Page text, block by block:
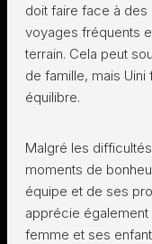
doit faire face à des
voyages fréquents
terrain. Cela peut
de famille, mais
équilibre.
Malgré les
moments de
équipe et de ses
apprécie
femme et ses